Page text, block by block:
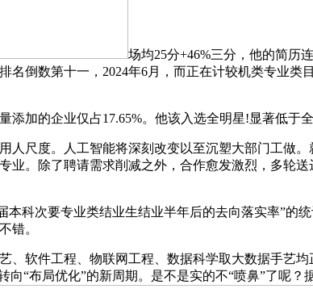
场均25分+46%三分，他的简历
倒数第十一，2024年6月，而正在计较机类专业类
的企业仅占17.65%。他该入选全明星!显著低于全
度。人工智能将深刻改变以至沉塑大部门工做。
。除了聘请需求削减之外，合作愈发激烈，多轮
科次要专业类结业生结业半年后的去向落实率”的
错。
软件工程、物联网工程、数据科学取大数据手艺均
“布局优化”的新周期。是不是实的不“喷鼻”了呢